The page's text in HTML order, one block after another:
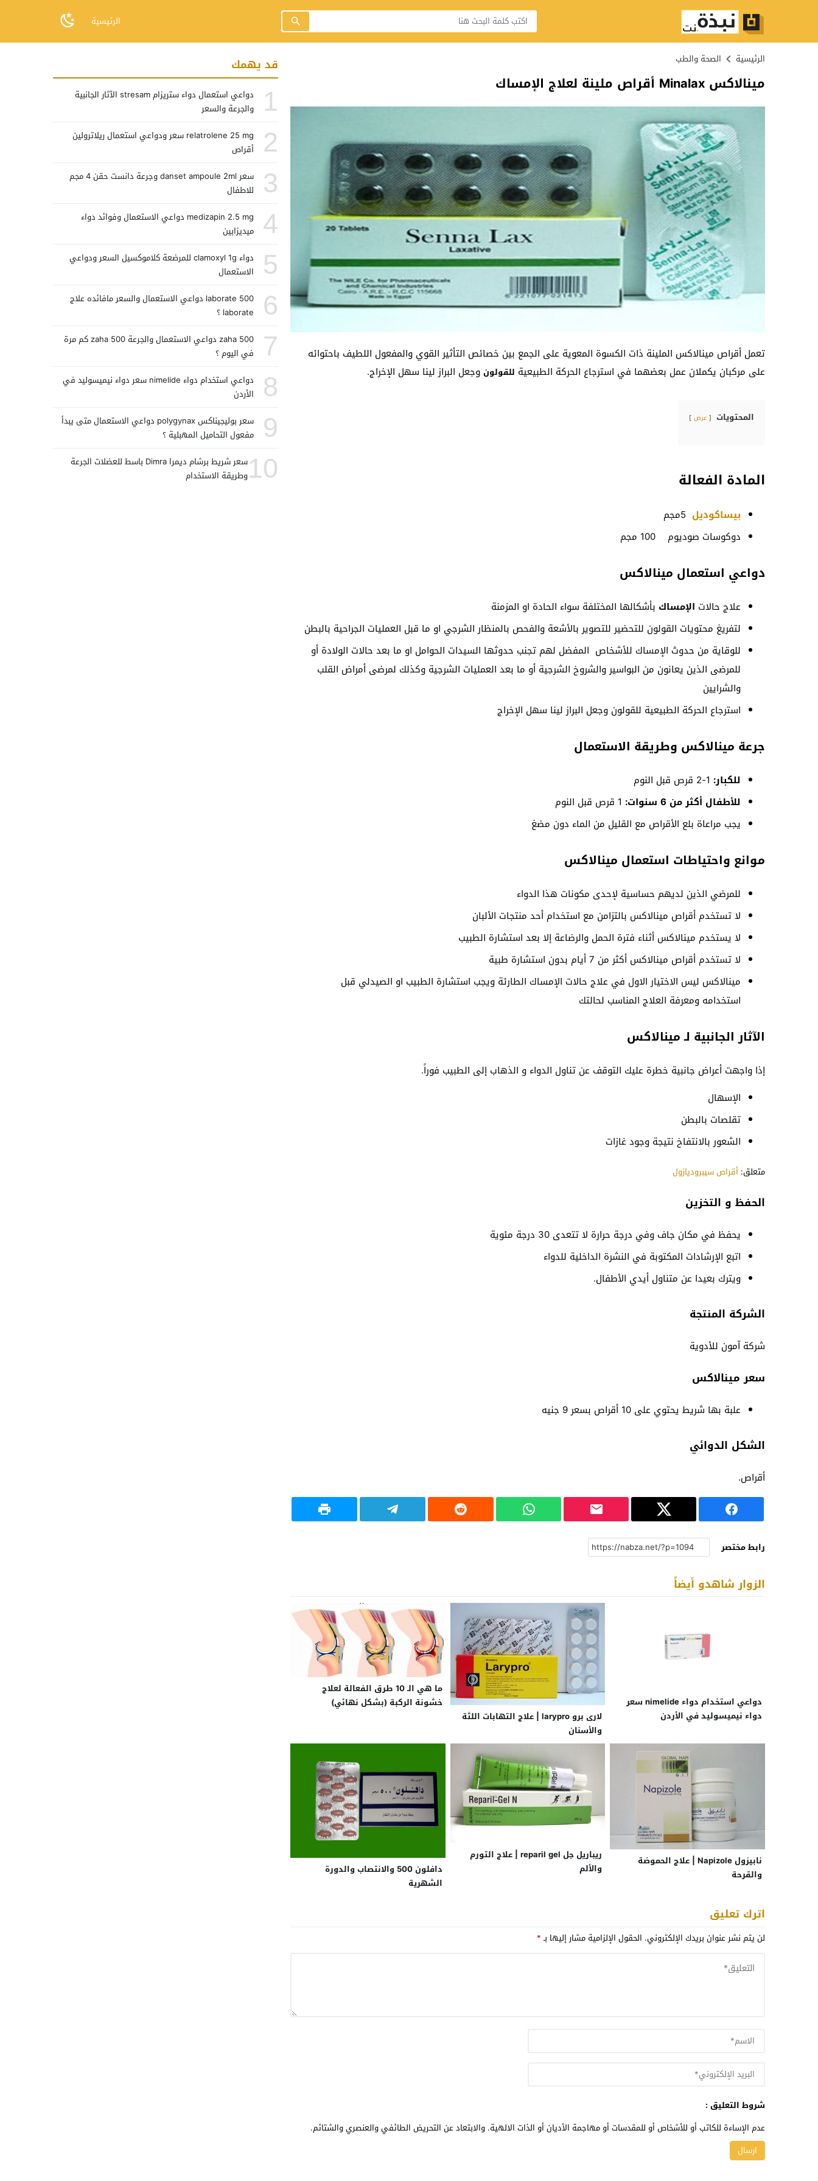
الرئيسية
الرئيسية الصحة والطب
مينالاكس Minalax أقراص ملينة لعلاج الإمساك
تعمل أقراص مينالاكس الملينة ذات الكسوة المعوية على الجمع بين خصائص التأثير القوي والمفعول اللطيف باحتوائه
على مركبان يكملان عمل بعضهما في استرجاع الحركة الطبيعية للقولون وجعل البراز لينا سهل الإخراج.
المحتويات عرض
المادة الفعالة
بيساكوديل
دوكوسات صوديوم 100 مجم
دواعي استعمال مينالاكس
علاج حالات الإمساك بأشكالها المختلفة سواء الحادة او المزمنة
لتفريغ محتويات القولون للتحضير للتصوير بالأشعة والفحص بالمنظار الشرجي او ما قبل العمليات الجراحية بالبطن
للوقاية من حدوث الإمساك للأشخاص المفضل لهم تجنب حدوثها السيدات الحوامل او ما بعد حالات الولادة أو
للمرضى الذين يعانون من البواسير والشروخ الشرجية أو ما بعد العمليات الشرجية وكذلك لمرضى أمراض القلب
والشرايين
استرجاع الحركة الطبيعية للقولون وجعل البراز لينا سهل الإخراج
جرعة مينالاكس وطريقة الاستعمال
للكبار: 1-2 قرص قبل النوم
للأطفال أكثر من 6 سنوات:
1 قرص قبل النوم
يجب مراعاة بلع الأقراص مع القليل من الماء دون مضغ
موانع واحتياطات استعمال مينالاكس
للمرضي الذين لديهم حساسية لإحدى مكونات هذا الدواء
لا تستخدم أقراص مينالاكس بالتزامن مع استخدام أحد منتجات الألبان
لا يستخدم مينالاكس أثناء فترة الحمل والرضاعة إلا بعد استشارة الطبيب
لا تستخدم أقراص مينالاكس أكثر من 7 أيام بدون استشارة طبية
مينالاكس ليس الاختيار الاول في علاج حالات الإمساك الطارئة ويجب استشارة الطبيب او الصيدلي قبل
استخدامه ومعرفة العلاج المناسب لحالتك
الآثار الجانبية لـ مينالاكس
إذا واجهت أعراض جانبية خطرة عليك التوقف عن تناول الدواء و الذهاب إلى الطبيب فوراً.
الإسهال
تقلصات بالبطن
الشعور بالانتفاخ نتيجة وجود غازات
متعلق: أقراص سيبروديازول
الحفظ و التخزين
يحفظ في مكان جاف وفي درجة حرارة لا تتعدى 30 درجة مئوية
اتبع الإرشادات المكتوبة في النشرة الداخلية للدواء
ويترك بعيدا عن متناول أيدي الأطفال.
الشركة المنتجة
شركة آمون للأدوية
سعر مينالاكس
علبة بها شريط يحتوي على 10 أقراص بسعر 9 جنيه
الشكل الدوائي
أقراص.
رابط مختصر
الزوار شاهدو أيضاً
دواعي استخدام دواء nimelide سعر
دواء نيميسوليد في الأردن
لارى برو larypro | علاج التهابات اللثة
والأسنان
ما هي الـ 10 طرق الفعالة لعلاج
خشونة الركبة (بشكل نهائي)
نابيزول Napizole | علاج الحموضة
والقرحة
ريباريل جل reparil gel | علاج التورم
والألم
دافلون 500 والانتصاب والدورة
الشهرية
اترك تعليق
لن يتم نشر عنوان بريدك الإلكتروني. الحقول الإلزامية مشار إليها بـ*
شروط التعليق :
عدم الإساءة للكاتب أو للأشخاص أو للمقدسات أو مهاجمة الأديان أو الذات الالهية. والابتعاد عن التحريض الطائفي والعنصري والشتائم.
قد يهمك
1
دواعي استعمال دواء ستريزام stresam الآثار الجانبية
والجرعة والسعر
2
relatrolene 25 mg سعر ودواعي استعمال ريلاترولين
أقراص
3
سعر danset ampoule 2ml وجرعة دانست حقن 4 مجم
للاطفال
4
medizapin 2.5 mg دواعي الاستعمال وفوائد دواء
ميديزابين
5
دواء clamoxyl 1g للمرضعة كلاموكسيل السعر ودواعي
الاستعمال
6
laborate 500 دواعي الاستعمال والسعر مافائده علاج
laborate ؟
7
zaha 500 دواعي الاستعمال والجرعة zaha 500 كم مرة
في اليوم ؟
8
دواعي استخدام دواء nimelide سعر دواء نيميسوليد في
الأردن
9
سعر بوليجيناكس polygynax دواعي الاستعمال متى يبدأ
مفعول التحاميل المهبلية ؟
10
سعر شريط برشام ديمرا Dimra باسط للعضلات الجرعة
وطريقة الاستخدام